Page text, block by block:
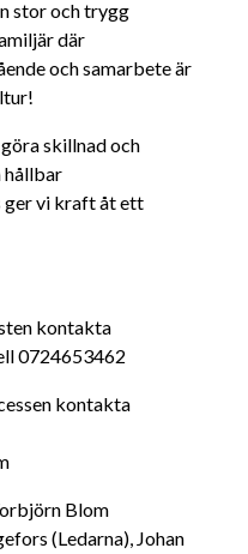
stor och trygg
där
och samarbete är
skillnad och
hållbar
ger vi kraft åt ett
kontakta
0724653462
kontakta
Blom
(Ledarna), Johan